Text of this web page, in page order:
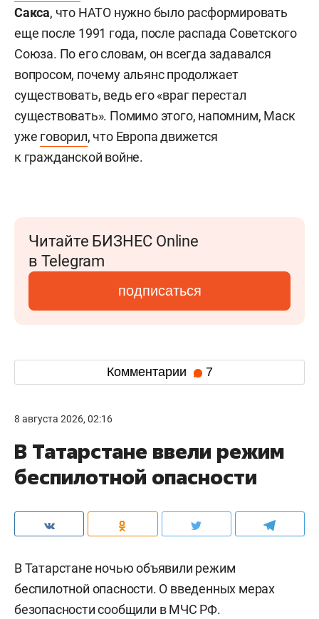
Сакса, что НАТО нужно было расформировать
еще после 1991 года, после распада Советского
Союза. По его словам, он всегда задавался
вопросом, почему альянс продолжает
существовать, ведь его «враг перестал
существовать». Помимо этого, напомним, Маск
уже говорил, что Европа движется
к гражданской войне.
Читайте БИЗНЕС Online
в Telegram
подписаться
Комментарии 7
8 августа 2026, 02:16
В Татарстане ввели режим
беспилотной опасности
В Татарстане ночью объявили режим
беспилотной опасности. О введенных мерах
безопасности сообщили в МЧС РФ.